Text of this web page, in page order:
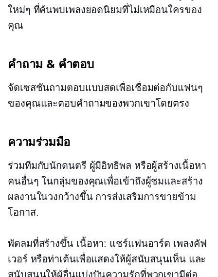
ใหม่ๆ ที่ค้นพบเพลงยอดนิยมที่ไม่เหมือนใครของ
คุณ
คำถาม & คำตอบ
จัดเซสชันถามตอบแบบสดเพื่อเชื่อมต่อกับแฟนๆ
ของคุณและตอบคำถามของพวกเขาโดยตรง
ความร่วมมือ
ร่วมทีมกับนักดนตรี ผู้มีอิทธิพล หรือผู้สร้างเนื้อหา
คนอื่นๆ ในกลุ่มของคุณเพื่อเข้าถึงผู้ชมและสร้าง
ผลงานในวงกว้างขึ้น การส่งเสริมการขายข้าม
โอกาส.
พัดลมที่สร้างขึ้นเนื้อหา: แชร์แฟนอาร์ต เพลงคัฟ
เวอร์ หรือท่าเต้นเพื่อแสดงให้ผู้สนับสนุนเห็น และ
สนับสนุนให้ผู้อื่นแบ่งปันความรักที่พวกเขามีต่อ